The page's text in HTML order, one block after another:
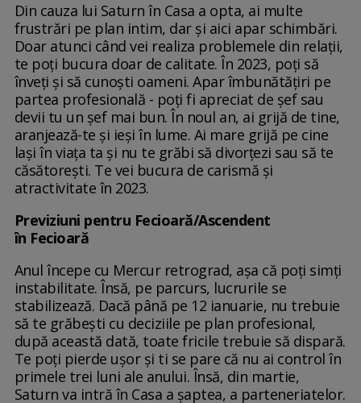
Din cauza lui Saturn în Casa a opta, ai multe
frustrări pe plan intim, dar și aici apar schimbări.
Doar atunci când vei realiza problemele din relații,
te poți bucura doar de calitate. În 2023, poți să
înveți și să cunoști oameni. Apar îmbunătățiri pe
partea profesională - poți fi apreciat de șef sau
devii tu un șef mai bun. În noul an, ai grijă de tine,
aranjează-te și ieși în lume. Ai mare grijă pe cine
lași în viața ta și nu te grăbi să divorțezi sau să te
căsătorești. Te vei bucura de carismă și
atractivitate în 2023.
Previziuni pentru Fecioară/Ascendent
în Fecioară
Anul începe cu Mercur retrograd, așa că poți simți
instabilitate. Însă, pe parcurs, lucrurile se
stabilizează. Dacă până pe 12 ianuarie, nu trebuie
să te grăbești cu deciziile pe plan profesional,
după această dată, toate fricile trebuie să dispară.
Te poți pierde ușor și ti se pare că nu ai control în
primele trei luni ale anului. Însă, din martie,
Saturn va intră în Casa a șaptea, a parteneriatelor.